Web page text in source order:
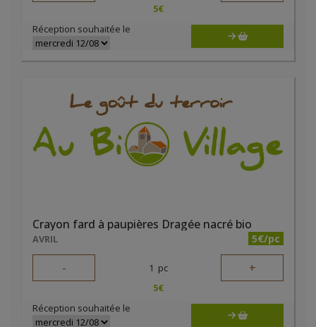
5€
Réception souhaitée le
Crayon fard à paupières Dragée nacré bio
AVRIL 5€/pc
- 1 pc +
5€
Réception souhaitée le